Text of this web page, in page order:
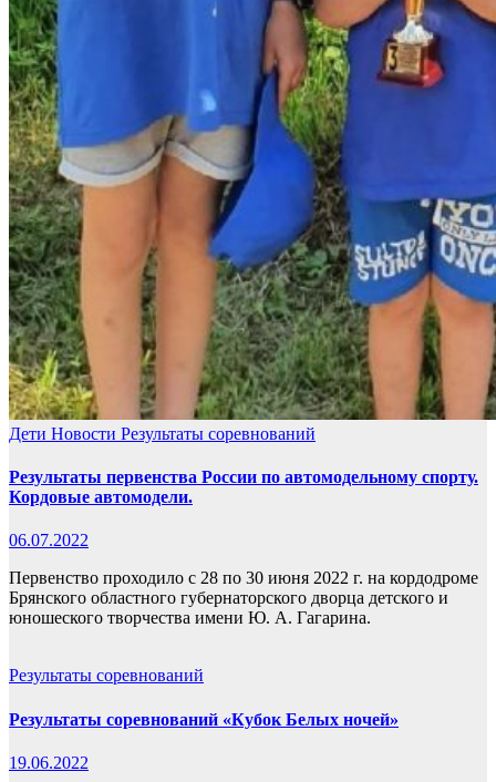
Дети Новости Результаты соревнований
Результаты первенства России по автомодельному спорту.
Кордовые автомодели.
06.07.2022
Первенство проходило с 28 по 30 июня 2022 г. на кордодроме
Брянского областного губернаторского дворца детского и
юношеского творчества имени Ю. А. Гагарина.
Результаты соревнований
Результаты соревнований «Кубок Белых ночей»
19.06.2022